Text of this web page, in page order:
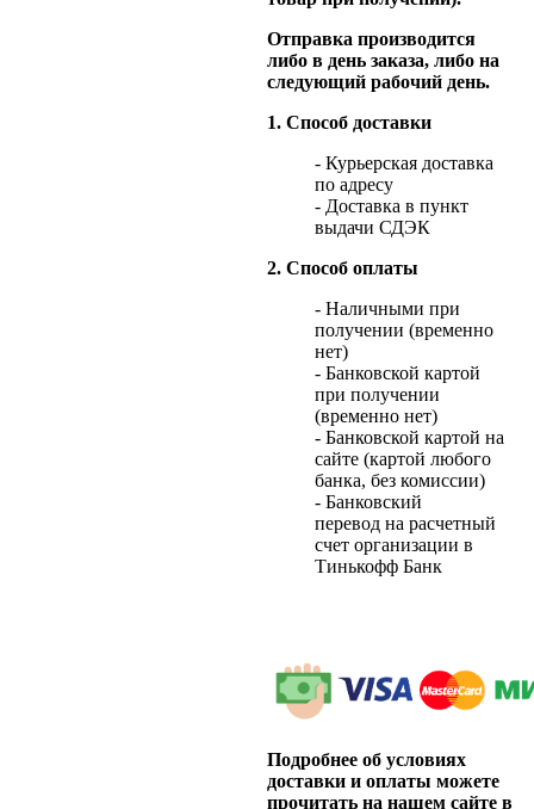
Отправка производится
либо в день заказа, либо на
следующий рабочий день.
1. Способ доставки
- Курьерская доставка
по адресу
- Доставка в пункт
выдачи СДЭК
2. Способ оплаты
- Наличными при
получении (временно
нет)
- Банковской картой
при получении
(временно нет)
- Банковской картой на
сайте (картой любого
банка, без комиссии)
- Банковский
перевод на расчетный
счет организации в
Тинькофф Банк
Подробнее об условиях
доставки и оплаты можете
прочитать на нашем сайте в